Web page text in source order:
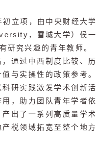
立项，由中央财经大学
，雪城大学）侯一
研究兴趣的青年教师。
通过中西制度比较、历
与实操性的政策参考。
研实践激发学术创新活
，助力团队青年学者依
出了一系列高质量学术
税领域拓宽至整个地方